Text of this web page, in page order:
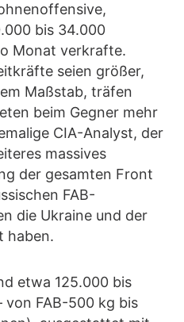
bis 34.000
Monat verkrafte.
seien größer,
Maßstab, träfen
beim Gegner mehr
CIA-Analyst, der
massives
der gesamten Front
FAB-
die Ukraine und der
haben.
etwa 125.000 bis
von FAB-500 kg bis